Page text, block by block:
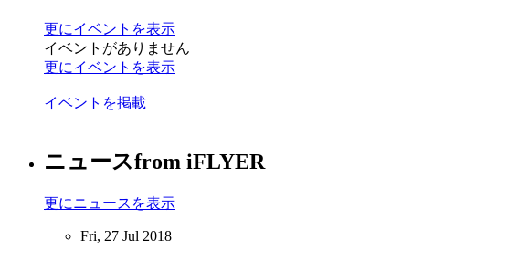
更にイベントを表示
イベントがありません
更にイベントを表示
イベントを掲載
ニュースfrom iFLYER
更にニュースを表示
Fri, 27 Jul 2018